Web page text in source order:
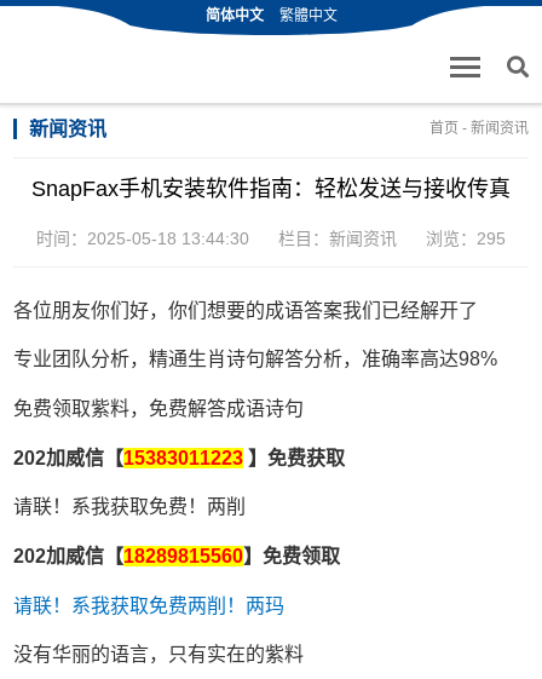
简体中文 繁體中文
新闻资讯 首页 - 新闻资讯
SnapFax手机安装软件指南：轻松发送与接收传真
时间：2025-05-18 13:44:30 栏目： 新闻资讯 浏览：295
各位朋友你们好，你们想要的成语答案我们已经解开了
专业团队分析，精通生肖诗句解答分析，准确率高达98%
免费领取紫料，免费解答成语诗句
202加威信【15383011223 】免费获取
请联！系我获取免费！两削
202加威信【18289815560】免费领取
请联！系我获取免费两削！两玛
没有华丽的语言，只有实在的紫料